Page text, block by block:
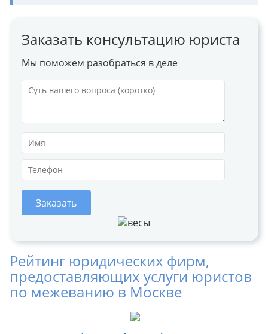
Заказать консультацию юриста
Мы поможем разобраться в деле
Заказать
Рейтинг юридических фирм,
предоставляющих услуги юристов
по межеванию в Москве